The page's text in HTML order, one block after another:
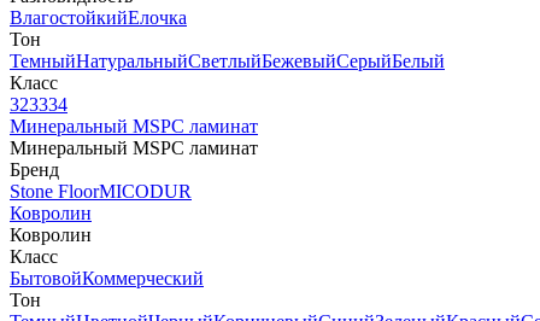
ВлагостойкийЕлочка
Тон
ТемныйНатуральныйСветлыйБежевыйСерыйБелый
Класс
323334
Минеральный MSPC ламинат
Минеральный MSPC ламинат
Бренд
Stone FloorMICODUR
Ковролин
Ковролин
Класс
БытовойКоммерческий
Тон